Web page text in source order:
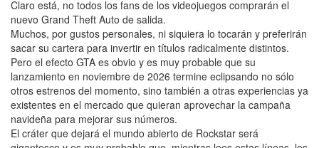
Claro está, no todos los fans de los videojuegos comprarán el
nuevo Grand Theft Auto de salida.
Muchos, por gustos personales, ni siquiera lo tocarán y preferirán
sacar su cartera para invertir en títulos radicalmente distintos.
Pero el efecto GTA es obvio y es muy probable que su
lanzamiento en noviembre de 2026 termine eclipsando no sólo
otros estrenos del momento, sino también a otras experiencias ya
existentes en el mercado que quieran aprovechar la campaña
navideña para mejorar sus números.
El cráter que dejará el mundo abierto de Rockstar será